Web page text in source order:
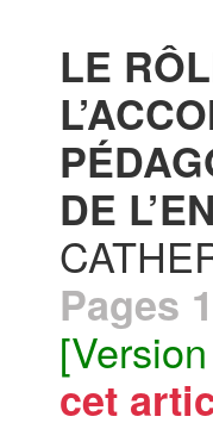
LE
DE
Pages
cet